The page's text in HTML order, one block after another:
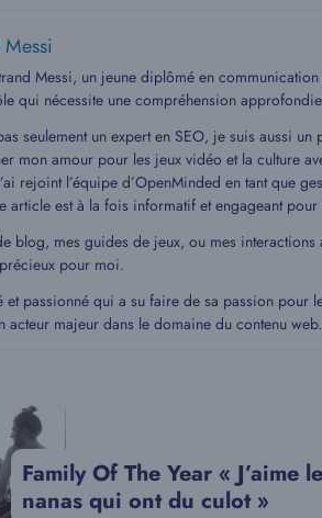
Messi, un jeune diplômé en
qui nécessite une compréhension
seulement un expert en SEO, je suis aussi
mon amour pour les jeux vidéo et la culture
rejoint l’équipe d’OpenMinded en tant que
article est à la fois informatif et engageant pour
blog, mes guides de jeux, ou mes
pour moi.
et passionné qui a su faire de sa passion
acteur majeur dans le domaine du contenu web.
Family Of The Year « J’aime
nanas qui ont du culot »